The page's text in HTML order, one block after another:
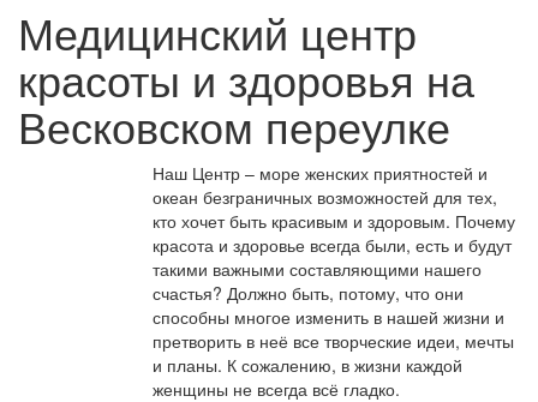
Медицинский центр
красоты и здоровья на
Весковском переулке
Наш Центр – море женских приятностей и
океан безграничных возможностей для тех,
кто хочет быть красивым и здоровым. Почему
красота и здоровье всегда были, есть и будут
такими важными составляющими нашего
счастья? Должно быть, потому, что они
способны многое изменить в нашей жизни и
претворить в неё все творческие идеи, мечты
и планы. К сожалению, в жизни каждой
женщины не всегда всё гладко.